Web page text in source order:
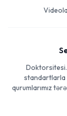
standartlarla
qurumlarımız